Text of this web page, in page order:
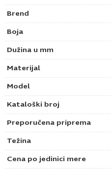
Brend
Boja
Dužina u mm
Materijal
Model
Kataloški broj
Preporučena priprema
Težina
Cena po jedinici mere